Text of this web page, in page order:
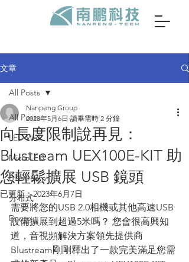
文章
All Posts
LED Wall
MicroLED
Blustream
分布式
Dante
All Posts
向長度限制說再見：
Blustream UEX100E-KIT 助
您輕鬆擴展 USB 鏡頭
Nanpeng Group
2023年5月6日 讀畢需時 2 分鐘
已更新：2023年6月7日
需要將您的USB 2.0相機或其他高速USB
設備擴展到超過5米嗎？ 您會很高興知
道，音視頻解決方案領先提供商
Blustream剛剛釋出了一款完美滿足您需